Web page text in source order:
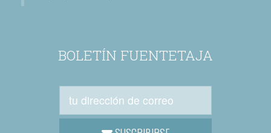
BOLETÍN FUENTETAJA